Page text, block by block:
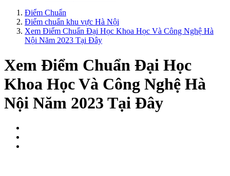
Điểm Chuẩn
Điểm chuẩn khu vực Hà Nội
Xem Điểm Chuẩn Đại Học Khoa Học Và Công Nghệ Hà
Nội Năm 2023 Tại Đây
Xem Điểm Chuẩn Đại Học
Khoa Học Và Công Nghệ Hà
Nội Năm 2023 Tại Đây